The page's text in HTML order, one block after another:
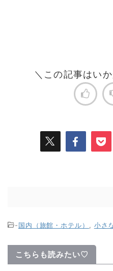
＼この記事はい
-国内（旅館・ホテル） , 小さ
こちらも読みたい♡